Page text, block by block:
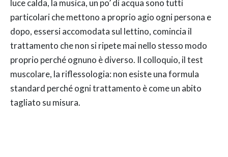
luce calda, la musica, un po’ di acqua sono tutti
particolari che mettono a proprio agio ogni persona e
dopo, essersi accomodata sul lettino, comincia il
trattamento che non si ripete mai nello stesso modo
proprio perché ognuno è diverso. Il colloquio, il test
muscolare, la riflessologia: non esiste una formula
standard perché ogni trattamento è come un abito
tagliato su misura.